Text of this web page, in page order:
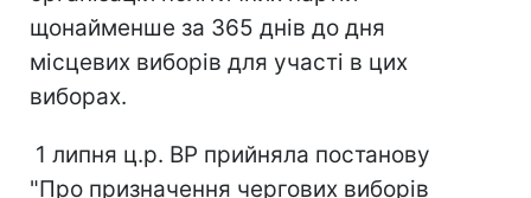
щонайменше за 365 днів до дня
місцевих виборів для участі в цих
виборах.
1 липня ц.р. ВР прийняла постанову
"Про призначення чергових виборів